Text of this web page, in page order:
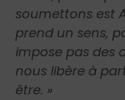
soumettons est
prend un sens,
impose pas des
nous libère à
être. »